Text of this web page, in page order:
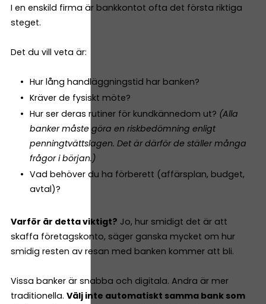
I en enskild firma är bankkontot ofta det första riktiga
steget.
Det du vill veta är:
Hur lång handläggningstid har banken?
Kräver de fysiskt möte?
Hur ser deras rutiner för kundkännedom ut? (Alla
banker måste göra en riskbedömning enligt
penningtvättslagen. Det är därför de ställer många
frågor i början.)
Vad behöver du ha förberett (affärsplan, budget,
avtal)?
Varför är detta viktigt? Jo, hur smidigt det är att
skaffa företagskonto, säger ganska mycket om hur
smidig resten av resan med banken kommer att bli.
Vissa banker är snabba och digitala. Andra är mer
traditionella. Välj inte automatiskt samma bank som